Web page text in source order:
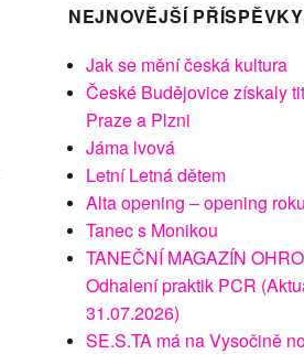
NEJNOVĚJŠÍ PŘÍSPĚVKY
Jak se mění česká kultura
České Budějovice získaly
Praze a Plzni
Jáma lvová
Letní Letná dětem
Alta opening – opening roku
Tanec s Monikou
TANEČNÍ MAGAZÍN
Odhalení praktik PCR
31.07.2026)
SE.S.TA má na Vysočině